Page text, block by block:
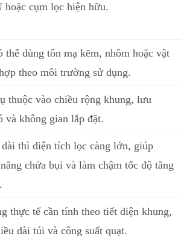
hoặc cụm lọc hiện hữu.
thể dùng tôn mạ kẽm, nhôm hoặc vật
theo môi trường sử dụng.
thuộc vào chiều rộng khung, lưu
và không gian lắp đặt.
thì diện tích lọc càng lớn, giúp
chứa bụi và làm chậm tốc độ tăng
thực tế cần tính theo tiết diện khung,
iều dài túi và công suất quạt.